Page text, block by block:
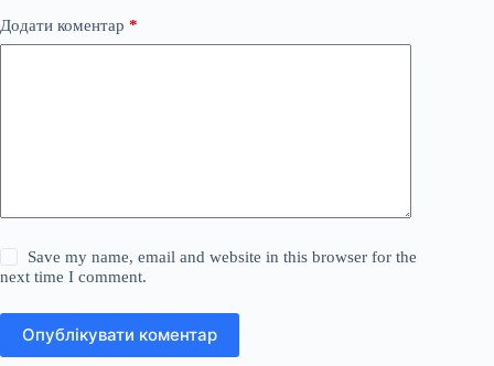
Додати коментар *
Save my name, email and website in this browser for the
next time I comment.
Опублікувати коментар